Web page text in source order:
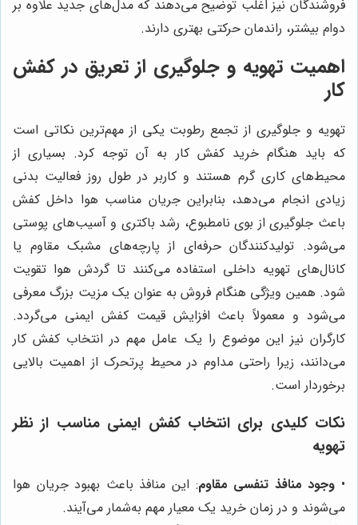
فروشندگان نیز اغلب توضیح می‌دهند که مدل‌های جدید علاوه بر
دوام بیشتر، راندمان حرکتی بهتری دارند.
اهمیت تهویه و جلوگیری از تعریق در کفش
کار
تهویه و جلوگیری از تجمع رطوبت یکی از مهم‌ترین نکاتی است
که باید هنگام خرید کفش کار به آن توجه کرد. بسیاری از
محیط‌های کاری گرم هستند و کاربر در طول روز فعالیت بدنی
زیادی انجام می‌دهد، بنابراین جریان مناسب هوا داخل کفش
باعث جلوگیری از بوی نامطبوع، رشد باکتری و آسیب‌های پوستی
می‌شود. تولیدکنندگان حرفه‌ای از پارچه‌های مشبک مقاوم یا
کانال‌های تهویه داخلی استفاده می‌کنند تا گردش هوا تقویت
شود. همین ویژگی هنگام فروش به عنوان یک مزیت بزرگ معرفی
می‌شود و معمولاً باعث افزایش قیمت کفش ایمنی می‌گردد.
کارگران نیز این موضوع را یک عامل مهم در انتخاب کفش کار
می‌دانند، زیرا راحتی مداوم در محیط پرتحرک از اهمیت بالایی
برخوردار است.
نکات کلیدی برای انتخاب کفش ایمنی مناسب از نظر
تهویه
• وجود منافذ تنفسی مقاوم: این منافذ باعث بهبود جریان هوا
می‌شوند و در زمان خرید یک معیار مهم به‌شمار می‌آیند.